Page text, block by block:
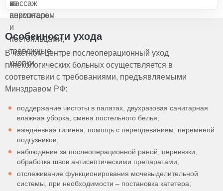
Особенности ухода
В частном центре послеоперационный уход
гинекологических больных осуществляется в
соответствии с требованиями, предъявляемыми
Минздравом РФ:
поддержание чистоты в палатах, двухразовая санитарная
влажная уборка, смена постельного белья;
ежедневная гигиена, помощь с переодеванием, переменой
подгузников;
наблюдение за послеоперационной раной, перевязки,
обработка швов антисептическими препаратами;
отслеживание функционирования мочевыделительной
системы, при необходимости – постановка катетера;